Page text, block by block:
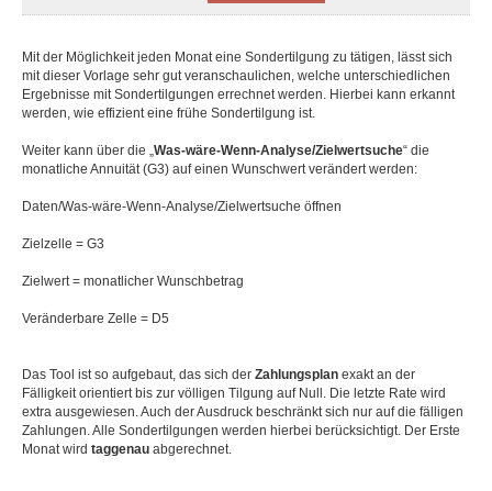
Mit der Möglichkeit jeden Monat eine Sondertilgung zu tätigen, lässt sich
mit dieser Vorlage sehr gut veranschaulichen, welche unterschiedlichen
Ergebnisse mit Sondertilgungen errechnet werden. Hierbei kann erkannt
werden, wie effizient eine frühe Sondertilgung ist.
Weiter kann über die „Was-wäre-Wenn-Analyse/Zielwertsuche“ die
monatliche Annuität (G3) auf einen Wunschwert verändert werden:
Daten/Was-wäre-Wenn-Analyse/Zielwertsuche öffnen
Zielzelle = G3
Zielwert = monatlicher Wunschbetrag
Veränderbare Zelle = D5
Das Tool ist so aufgebaut, das sich der Zahlungsplan exakt an der
Fälligkeit orientiert bis zur völligen Tilgung auf Null. Die letzte Rate wird
extra ausgewiesen. Auch der Ausdruck beschränkt sich nur auf die fälligen
Zahlungen. Alle Sondertilgungen werden hierbei berücksichtigt. Der Erste
Monat wird taggenau abgerechnet.